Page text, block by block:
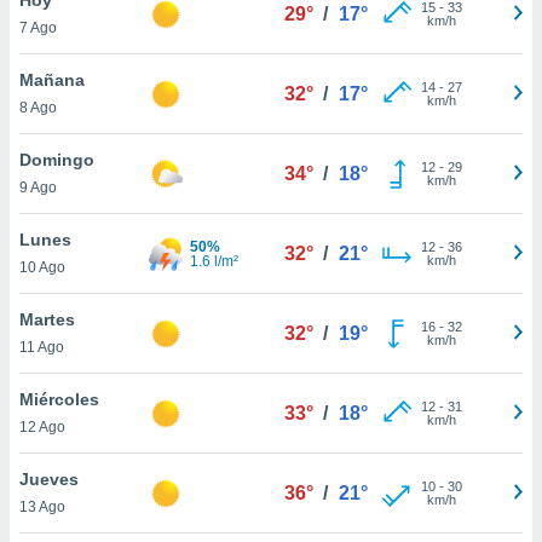
en
más
nuestra
de
cookies
aceptar
7 Ago
29° / 17° 15- 33
km/h
Mañana
8 Ago
32° / 17° 14- 27
km/h
Domingo
9 Ago
34° / 18° 12- 29
km/h
Lunes
10 Ago
50%
1.6 l/m²
32° / 21° 12- 36
km/h
Martes
11 Ago
32° / 19° 16- 32
km/h
Miércoles
12 Ago
33° / 18° 12- 31
km/h
Jueves
13 Ago
36° / 21° 10- 30
km/h